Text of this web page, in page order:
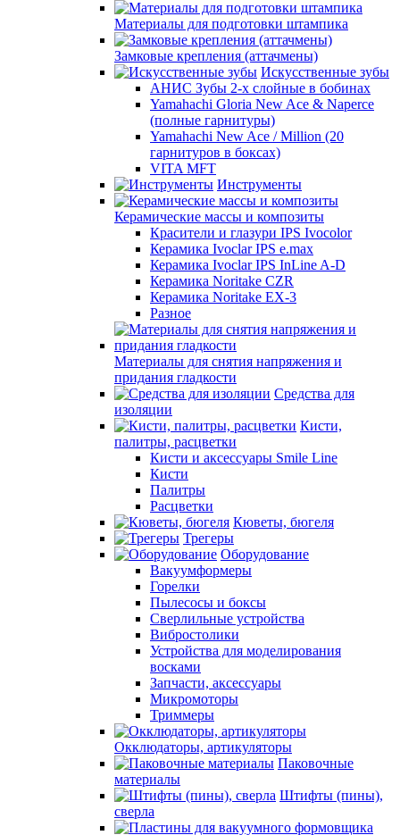
Материалы для подготовки штампика
Замковые крепления (аттачмены)
Искусственные зубы
АНИС Зубы 2-х слойные в бобинах
Yamahachi Gloria New Ace & Naperce
(полные гарнитуры)
Yamahachi New Ace / Million (20
гарнитуров в боксах)
VITA MFT
Инструменты
Керамические массы и композиты
Красители и глазури IPS Ivocolor
Керамика Ivoclar IPS e.max
Керамика Ivoclar IPS InLine A-D
Керамика Noritake CZR
Керамика Noritake EX-3
Разное
Материалы для снятия напряжения и
придания гладкости
Средства для
изоляции
Кисти,
палитры, расцветки
Кисти и аксессуары Smile Line
Кисти
Палитры
Расцветки
Кюветы, бюгеля
Трегеры
Оборудование
Вакуумформеры
Горелки
Пылесосы и боксы
Сверлильные устройства
Вибростолики
Устройства для моделирования
восками
Запчасти, аксессуары
Микромоторы
Триммеры
Окклюдаторы, артикуляторы
Паковочные
материалы
Штифты (пины),
сверла